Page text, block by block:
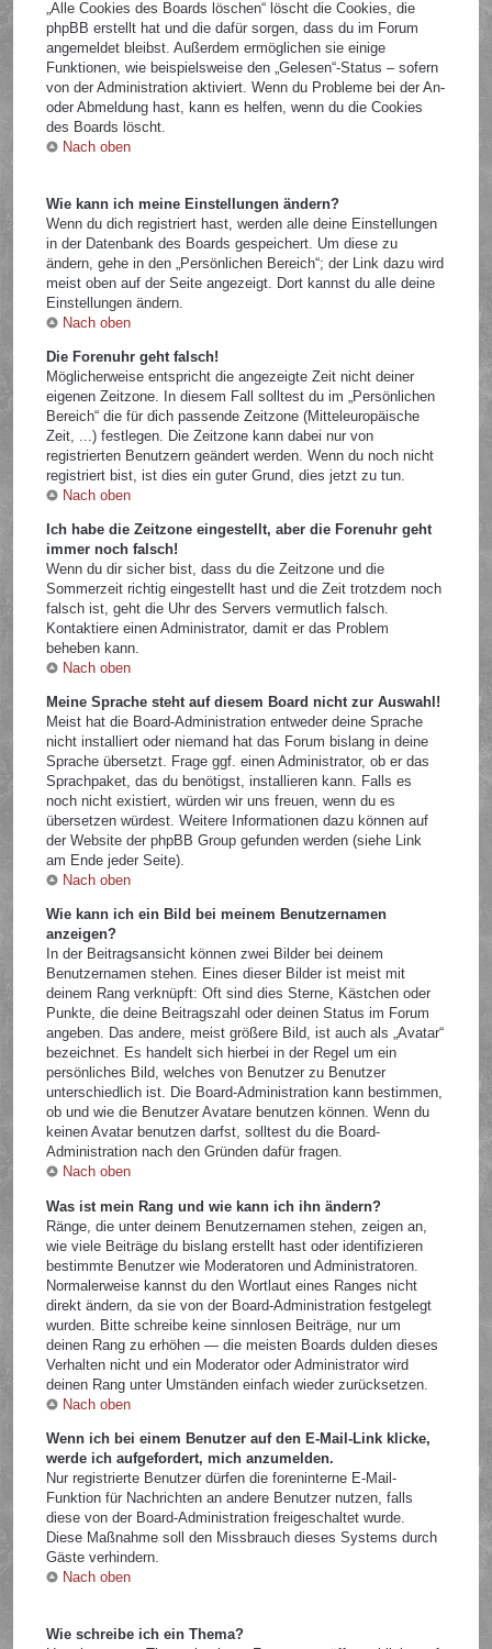
„Alle Cookies des Boards löschen“ löscht die Cookies, die
phpBB erstellt hat und die dafür sorgen, dass du im Forum
angemeldet bleibst. Außerdem ermöglichen sie einige
Funktionen, wie beispielsweise den „Gelesen“-Status – sofern
von der Administration aktiviert. Wenn du Probleme bei der An-
oder Abmeldung hast, kann es helfen, wenn du die Cookies
des Boards löscht.
Nach oben
Wie kann ich meine Einstellungen ändern?
Wenn du dich registriert hast, werden alle deine Einstellungen
in der Datenbank des Boards gespeichert. Um diese zu
ändern, gehe in den „Persönlichen Bereich“; der Link dazu wird
meist oben auf der Seite angezeigt. Dort kannst du alle deine
Einstellungen ändern.
Nach oben
Die Forenuhr geht falsch!
Möglicherweise entspricht die angezeigte Zeit nicht deiner
eigenen Zeitzone. In diesem Fall solltest du im „Persönlichen
Bereich“ die für dich passende Zeitzone (Mitteleuropäische
Zeit, ...) festlegen. Die Zeitzone kann dabei nur von
registrierten Benutzern geändert werden. Wenn du noch nicht
registriert bist, ist dies ein guter Grund, dies jetzt zu tun.
Nach oben
Ich habe die Zeitzone eingestellt, aber die Forenuhr geht
immer noch falsch!
Wenn du dir sicher bist, dass du die Zeitzone und die
Sommerzeit richtig eingestellt hast und die Zeit trotzdem noch
falsch ist, geht die Uhr des Servers vermutlich falsch.
Kontaktiere einen Administrator, damit er das Problem
beheben kann.
Nach oben
Meine Sprache steht auf diesem Board nicht zur Auswahl!
Meist hat die Board-Administration entweder deine Sprache
nicht installiert oder niemand hat das Forum bislang in deine
Sprache übersetzt. Frage ggf. einen Administrator, ob er das
Sprachpaket, das du benötigst, installieren kann. Falls es
noch nicht existiert, würden wir uns freuen, wenn du es
übersetzen würdest. Weitere Informationen dazu können auf
der Website der phpBB Group gefunden werden (siehe Link
am Ende jeder Seite).
Nach oben
Wie kann ich ein Bild bei meinem Benutzernamen
anzeigen?
In der Beitragsansicht können zwei Bilder bei deinem
Benutzernamen stehen. Eines dieser Bilder ist meist mit
deinem Rang verknüpft: Oft sind dies Sterne, Kästchen oder
Punkte, die deine Beitragszahl oder deinen Status im Forum
angeben. Das andere, meist größere Bild, ist auch als „Avatar“
bezeichnet. Es handelt sich hierbei in der Regel um ein
persönliches Bild, welches von Benutzer zu Benutzer
unterschiedlich ist. Die Board-Administration kann bestimmen,
ob und wie die Benutzer Avatare benutzen können. Wenn du
keinen Avatar benutzen darfst, solltest du die Board-
Administration nach den Gründen dafür fragen.
Nach oben
Was ist mein Rang und wie kann ich ihn ändern?
Ränge, die unter deinem Benutzernamen stehen, zeigen an,
wie viele Beiträge du bislang erstellt hast oder identifizieren
bestimmte Benutzer wie Moderatoren und Administratoren.
Normalerweise kannst du den Wortlaut eines Ranges nicht
direkt ändern, da sie von der Board-Administration festgelegt
wurden. Bitte schreibe keine sinnlosen Beiträge, nur um
deinen Rang zu erhöhen — die meisten Boards dulden dieses
Verhalten nicht und ein Moderator oder Administrator wird
deinen Rang unter Umständen einfach wieder zurücksetzen.
Nach oben
Wenn ich bei einem Benutzer auf den E-Mail-Link klicke,
werde ich aufgefordert, mich anzumelden.
Nur registrierte Benutzer dürfen die foreninterne E-Mail-
Funktion für Nachrichten an andere Benutzer nutzen, falls
diese von der Board-Administration freigeschaltet wurde.
Diese Maßnahme soll den Missbrauch dieses Systems durch
Gäste verhindern.
Nach oben
Wie schreibe ich ein Thema?